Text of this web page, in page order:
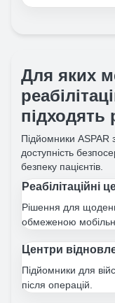
Для яких
підходять
Підйомники ASPAR
доступність
безпеку пацієнтів.
Реабілітаційні
Рішення для
обмеженою
Центри
Підйомники для
після операцій.